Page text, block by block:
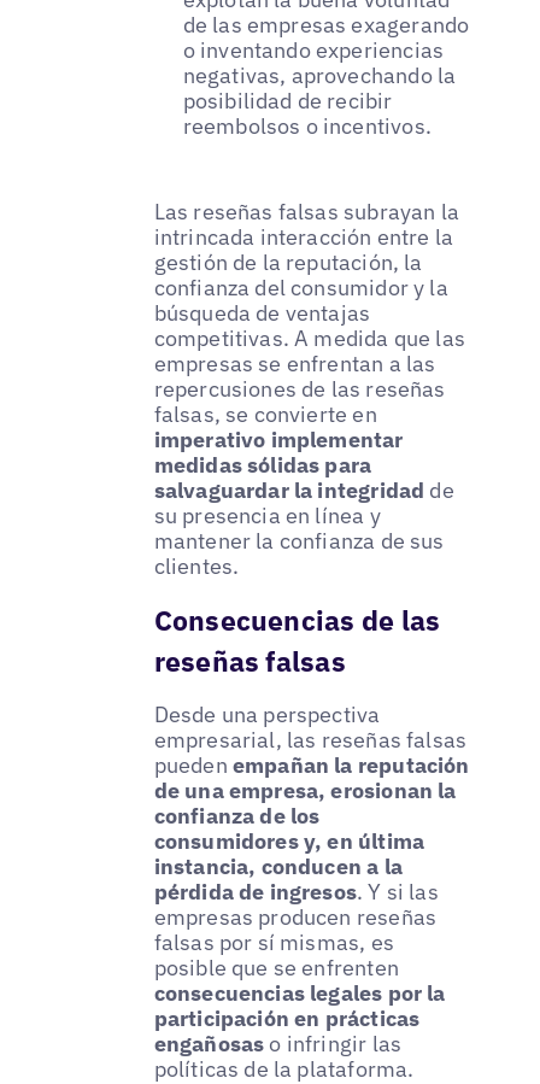
de las empresas exagerando
o inventando experiencias
negativas, aprovechando la
posibilidad de recibir
reembolsos o incentivos.
Las reseñas falsas subrayan la
intrincada interacción entre la
gestión de la reputación, la
confianza del consumidor y la
búsqueda de ventajas
competitivas. A medida que las
empresas se enfrentan a las
repercusiones de las reseñas
falsas, se convierte en
imperativo implementar
medidas sólidas para
salvaguardar la integridad de
su presencia en línea y
mantener la confianza de sus
clientes.
Consecuencias de las
reseñas falsas
Desde una perspectiva
empresarial, las reseñas falsas
pueden empañan la reputación
de una empresa, erosionan la
confianza de los
consumidores y, en última
instancia, conducen a la
pérdida de ingresos. Y si las
empresas producen reseñas
falsas por sí mismas, es
posible que se enfrenten
consecuencias legales por la
participación en prácticas
engañosas o infringir las
políticas de la plataforma.